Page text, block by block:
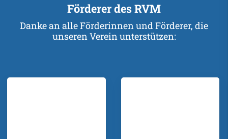
Förderer des RVM
Danke an alle Förderinnen und Förderer, die
unseren Verein unterstützen: